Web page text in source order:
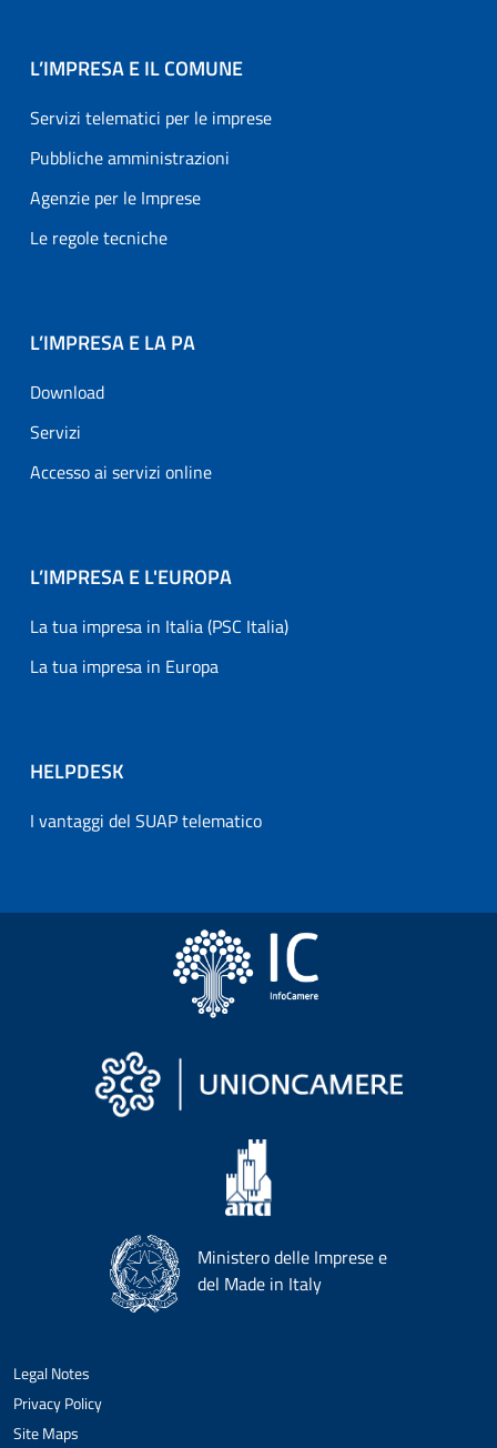
L’IMPRESA E IL COMUNE
Servizi telematici per le imprese
Pubbliche amministrazioni
Agenzie per le Imprese
Le regole tecniche
L’IMPRESA E LA PA
Download
Servizi
Accesso ai servizi online
L’IMPRESA E L'EUROPA
La tua impresa in Italia (PSC Italia)
La tua impresa in Europa
HELPDESK
I vantaggi del SUAP telematico
Ministero delle Imprese e
del Made in Italy
Legal Notes
Privacy Policy
Site Maps